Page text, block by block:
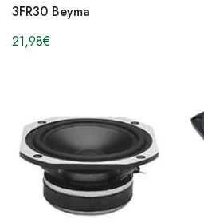
3FR30 Beyma
21,98€